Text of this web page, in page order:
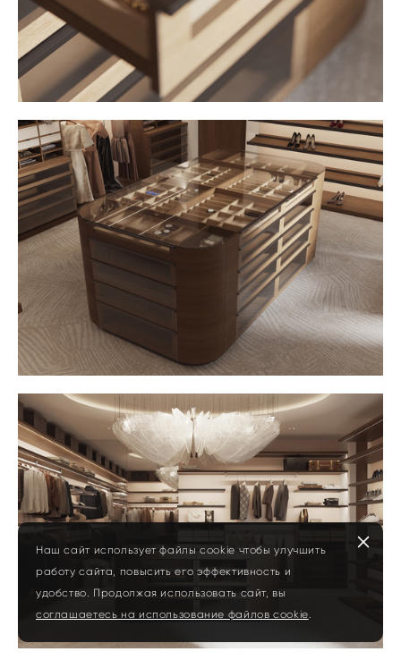
Наш сайт использует файлы cookie чтобы улучшить
работу сайта, повысить его эффективность и
удобство. Продолжая использовать сайт, вы
соглашаетесь на использование файлов cookie.